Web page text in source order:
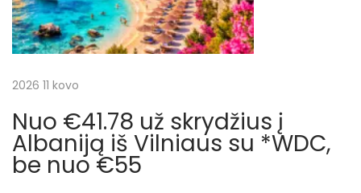
j
a
t
a
d
ž
u
s
į
K
2026 11 kovo
Nuo €41.78 už skrydžius į
Albaniją iš Vilniaus su *WDC,
be nuo €55